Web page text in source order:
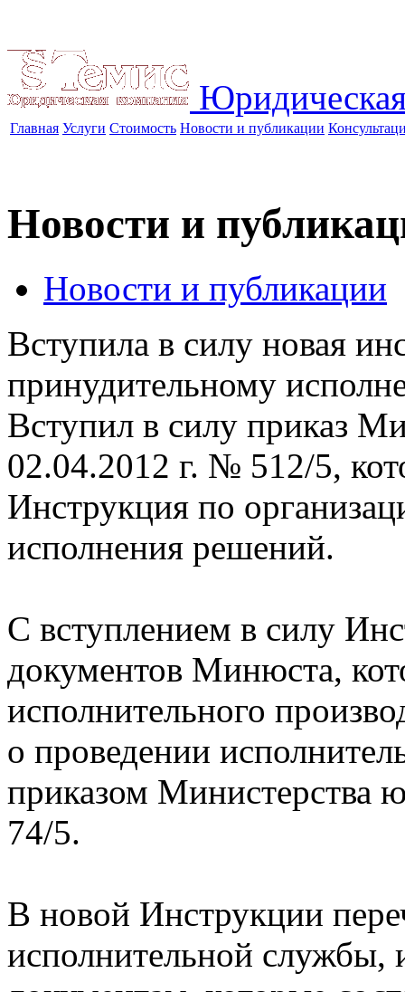
Главная Услуги Стоимость Новости и публикации
Новости и
Новости и публикации
Вступила в силу новая
принудительному
Вступил в силу приказ
02.04.2012 г. № 512/5,
Инструкция по
исполнения решений.
С вступлением в силу
документов Минюста,
исполнительного
о проведении
приказом Министерства
74/5.
В новой Инструкции
исполнительной службы,